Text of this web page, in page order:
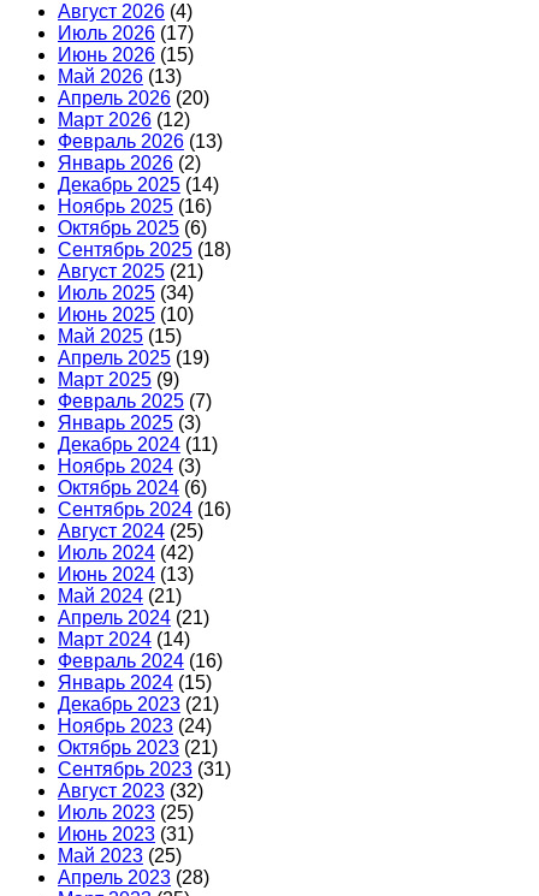
Август 2026 (4)
Июль 2026 (17)
Июнь 2026 (15)
Май 2026 (13)
Апрель 2026 (20)
Март 2026 (12)
Февраль 2026 (13)
Январь 2026 (2)
Декабрь 2025 (14)
Ноябрь 2025 (16)
Октябрь 2025 (6)
Сентябрь 2025 (18)
Август 2025 (21)
Июль 2025 (34)
Июнь 2025 (10)
Май 2025 (15)
Апрель 2025 (19)
Март 2025 (9)
Февраль 2025 (7)
Январь 2025 (3)
Декабрь 2024 (11)
Ноябрь 2024 (3)
Октябрь 2024 (6)
Сентябрь 2024 (16)
Август 2024 (25)
Июль 2024 (42)
Июнь 2024 (13)
Май 2024 (21)
Апрель 2024 (21)
Март 2024 (14)
Февраль 2024 (16)
Январь 2024 (15)
Декабрь 2023 (21)
Ноябрь 2023 (24)
Октябрь 2023 (21)
Сентябрь 2023 (31)
Август 2023 (32)
Июль 2023 (25)
Июнь 2023 (31)
Май 2023 (25)
Апрель 2023 (28)